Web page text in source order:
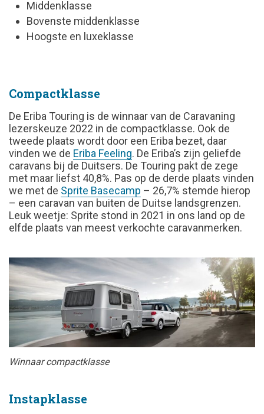
Middenklasse
Bovenste middenklasse
Hoogste en luxeklasse
Compactklasse
De Eriba Touring is de winnaar van de Caravaning
lezerskeuze 2022 in de compactklasse. Ook de
tweede plaats wordt door een Eriba bezet, daar
vinden we de Eriba Feeling. De Eriba’s zijn geliefde
caravans bij de Duitsers. De Touring pakt de zege
met maar liefst 40,8%. Pas op de derde plaats vinden
we met de Sprite Basecamp – 26,7% stemde hierop
– een caravan van buiten de Duitse landsgrenzen.
Leuk weetje: Sprite stond in 2021 in ons land op de
elfde plaats van meest verkochte caravanmerken.
Winnaar compactklasse
Instapklasse